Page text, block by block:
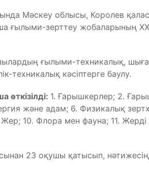
Мәскеу облысы, Королев
ғылыми-зерттеу жобаларының
ғылыми-техникалық,
техникалық кәсіптерге баулу.
1. Ғарышкерлер; 2.
және адам; 6. Физикалық
Жер; 10. Флора мен фауна; 11.
23 оқушы қатысып,